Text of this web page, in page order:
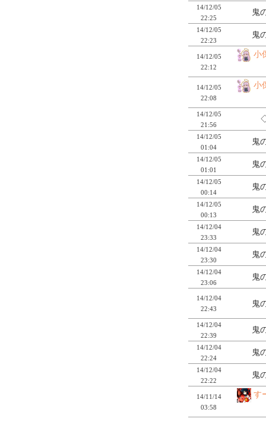
14/12/05
22:25
鬼
14/12/05
22:23
鬼
14/12/05
22:12
小
14/12/05
22:08
小
14/12/05
21:56
14/12/05
01:04
鬼
14/12/05
01:01
鬼
14/12/05
00:14
鬼
14/12/05
00:13
鬼
14/12/04
23:33
鬼
14/12/04
23:30
鬼
14/12/04
23:06
鬼
14/12/04
22:43
鬼
14/12/04
22:39
鬼
14/12/04
22:24
鬼
14/12/04
22:22
鬼
14/11/14
03:58
す